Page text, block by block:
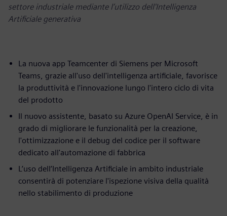
settore industriale mediante l’utilizzo dell'Intelligenza
Artificiale generativa
La nuova app Teamcenter di Siemens per Microsoft
Teams, grazie all'uso dell'intelligenza artificiale, favorisce
la produttività e l'innovazione lungo l'intero ciclo di vita
del prodotto
Il nuovo assistente, basato su Azure OpenAI Service, è in
grado di migliorare le funzionalità per la creazione,
l'ottimizzazione e il debug del codice per il software
dedicato all'automazione di fabbrica
L’uso dell’Intelligenza Artificiale in ambito industriale
consentirà di potenziare l'ispezione visiva della qualità
nello stabilimento di produzione